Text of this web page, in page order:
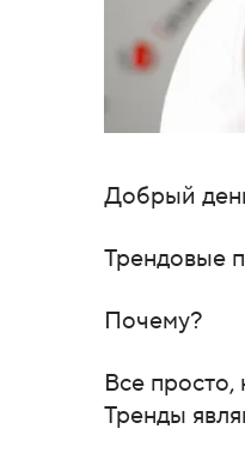
Добрый
Трендовые
Почему?
Все просто,
Тренды